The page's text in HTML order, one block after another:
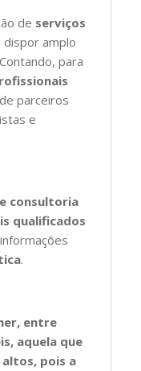
de serviços
dispor amplo
para
parceiros
e
consultoria
qualificados
.
entre
aquela que
pois a